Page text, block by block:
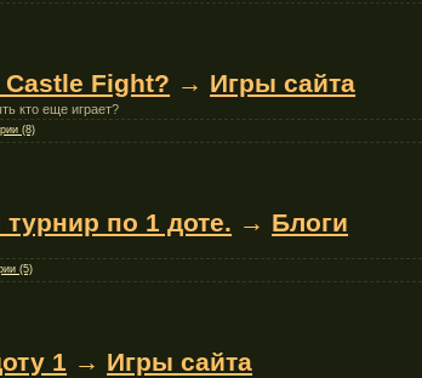
Castle Fight? → Игры сайта
кто еще играет?
(8)
по 1 доте. → Блоги
(5)
1 → Игры сайта